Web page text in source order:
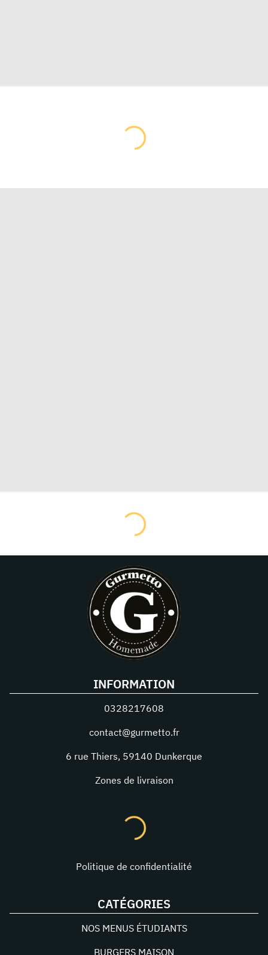
INFORMATION
0328217608
contact@gurmetto.fr
6 rue Thiers, 59140 Dunkerque
Zones de livraison
Politique de confidentialité
CATÉGORIES
NOS MENUS ÉTUDIANTS
BURGERS MAISON